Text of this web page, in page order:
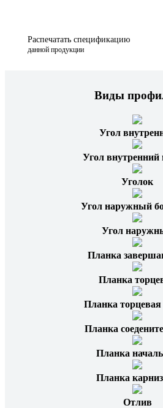
Распечатать спецификацию
данной продукции
Виды
Угол
Угол
Уголок
Угол наружный
Угол
Планка
Планка
Планка
Планка
Планка
Планка
Отлив